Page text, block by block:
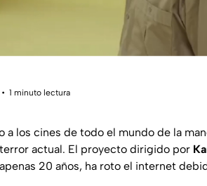
1 minuto lectura
a los cines de todo el mundo de la
actual. El proyecto dirigido por
20 años, ha roto el internet